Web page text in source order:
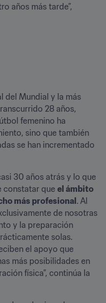
años más tarde”,
del Mundial y la más
28 años,
femenino ha
sino que también
se han incrementado
30 años atrás y lo que
constatar que el ámbito
más profesional . Al
de nosotras
y la preparación
solas.
el apoyo que
más posibilidades en
física”, continúa la